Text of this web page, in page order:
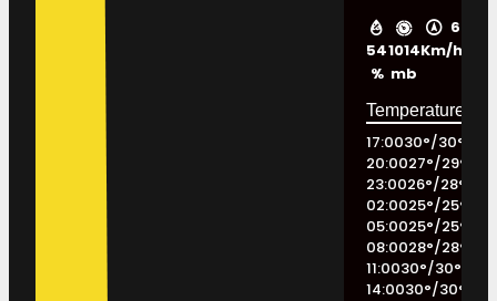
54
%
1014
mb
6
Km/h
17:0030°/30°
20:0027°/29°
23:0026°/28°
02:0025°/25°
05:0025°/25°
08:0028°/28°
11:0030°/30°
14:0030°/30°